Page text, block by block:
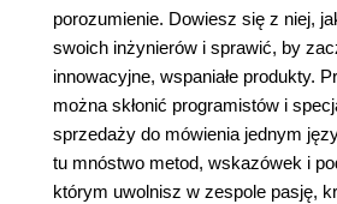
porozumienie. Dowiesz się z niej,
swoich inżynierów i sprawić, by
innowacyjne, wspaniałe produkty.
można skłonić programistów i
sprzedaży do mówienia jednym
tu mnóstwo metod, wskazówek i
którym uwolnisz w zespole pasję,